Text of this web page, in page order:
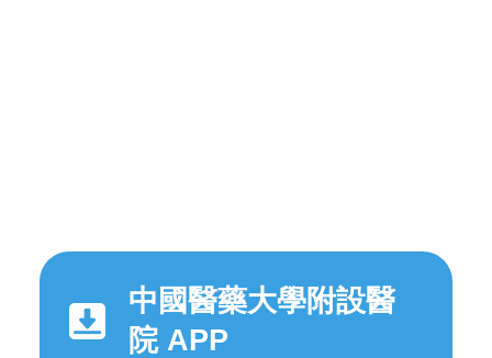
中國醫藥大學附設醫
院 APP